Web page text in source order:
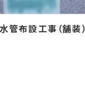
管布設工事（舗装）